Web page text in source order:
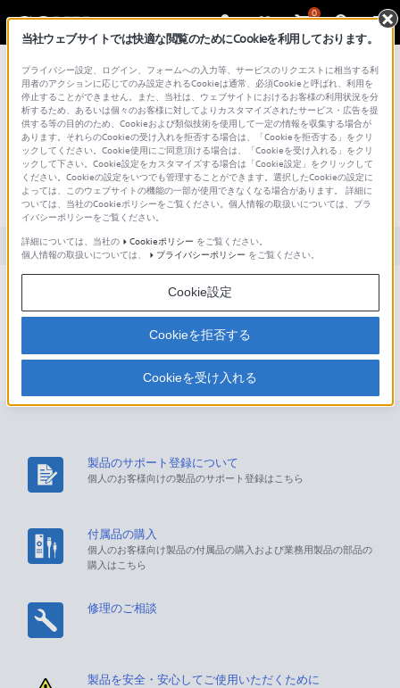
0
総合サポート・お問い合わせ
文書番号 : S1203020035992 / 最終更新日 : 2025/03/11
システムフォーマットが SD の時、DVI-
D OUT の映像の左右がカットされる。
対象製品カテゴリー・製品
接続する機器によっては、映像の左右が多少カットされることがありま
製品のサポート登録について
個人のお客様向けの製品のサポート登録はこちら
付属品の購入
個人のお客様向け製品の付属品の購入および業務用製品の部品の
購入はこちら
修理のご相談
製品を安全・安心してご使用いただくために
当社ウェブサイトでは快適な閲覧のためにCookieを利用しております。
プライバシー設定、ログイン、フォームへの入力等、サービスのリクエストに相当する利
用者のアクションに応じてのみ設定されるCookieは通常、必須Cookieと呼ばれ、利用を
停止することができません。また、当社は、ウェブサイトにおけるお客様の利用状況を分
析するため、あるいは個々のお客様に対してよりカスタマイズされたサービス・広告を提
供する等の目的のため、Cookieおよび類似技術を使用して一定の情報を収集する場合が
あります。それらのCookieの受け入れを拒否する場合は、「Cookieを拒否する」をクリ
ックしてください。Cookie使用にご同意頂ける場合は、「Cookieを受け入れる」をクリ
ックして下さい。Cookie設定をカスタマイズする場合は「Cookie設定」をクリックして
ください。Cookieの設定をいつでも管理することができます。選択したCookieの設定に
よっては、このウェブサイトの機能の一部が使用できなくなる場合があります。 詳細に
ついては、当社のCookieポリシーをご覧ください。個人情報の取扱いについては、プラ
イバシーポリシーをご覧ください。
詳細については、当社の
Cookieポリシー をご覧ください。
個人情報の取扱いについては、
プライバシーポリシー をご覧ください。
Cookie設定
Cookieを拒否する
Cookieを受け入れる